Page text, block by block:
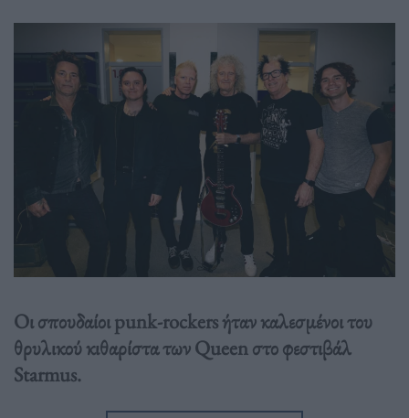
Οι σπουδαίοι punk-rockers ήταν καλεσμένοι του
θρυλικού κιθαρίστα των Queen στο φεστιβάλ
Starmus.